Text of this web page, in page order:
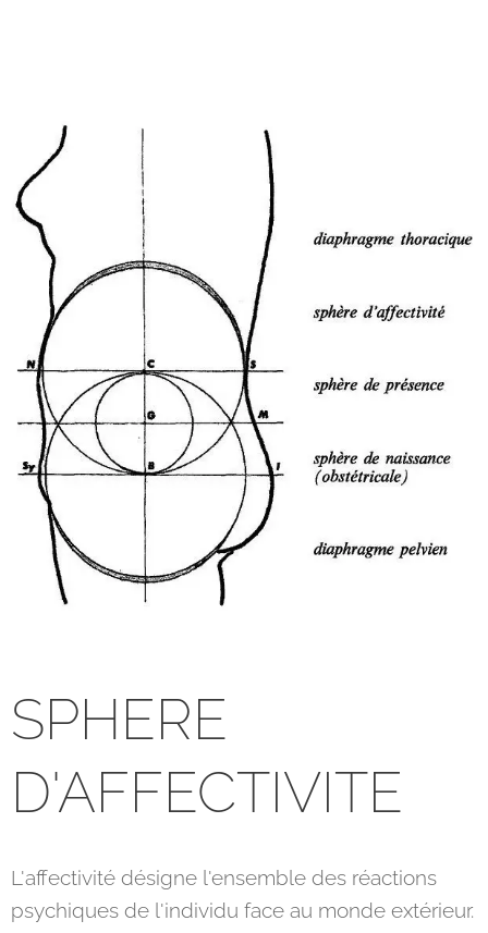
SPHERE
D'AFFECTIVITE
L'affectivité désigne l'ensemble des réactions
psychiques de l'individu face au monde extérieur.